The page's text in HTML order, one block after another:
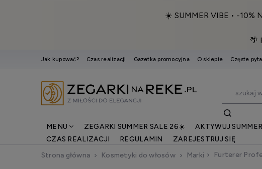
☀️ SUMMER VIBE • -10%
🌴
Jak kupować? Czas realizacji Gazetka promocyjna O sklepie Częste
MENU ZEGARKI SUMMER SALE 26☀️ AKTYWUJ
CZAS REALIZACJI
REGULAMIN
ZAREJESTRUJ SIĘ
Strona główna
Kosmetyki do włosów Marki Furterer